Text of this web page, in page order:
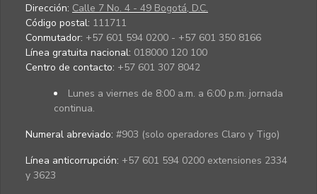
Dirección: Calle 7 No. 4 - 49 Bogotá, D.C.
Código postal: 111711
Conmutador: +57 601 594 0200 - +57 601 350 8166
Línea gratuita nacional: 018000 120 100
Centro de contacto: +57 601 307 8042
Lunes a viernes de 8:00 a.m. a 6:00 p.m. jornada
continua.
Numeral abreviado: #903 (solo operadores Claro y Tigo)
Línea anticorrupción: +57 601 594 0200 extensiones 2334
y 3623